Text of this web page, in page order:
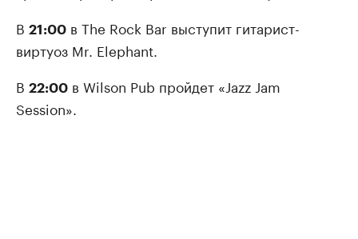
В 21:00 в The Rock Bar выступит гитарист-
виртуоз Mr. Elephant.
В 22:00 в Wilson Pub пройдет «Jazz Jam
Session».